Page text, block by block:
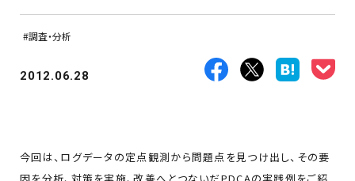
調査・分析
2012.06.28
今回は、ログデータの定点観測から問題点を見つけ出し、その要